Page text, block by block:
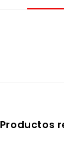
Productos